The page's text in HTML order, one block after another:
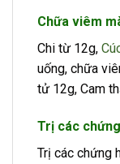
Chữa viêm
Chi từ 12g,
uống, chữa
tử 12g, Cam
Trị các
Trị các chứng